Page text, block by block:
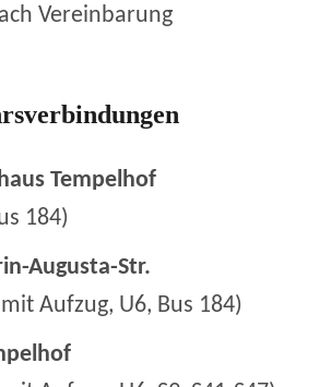
Vereinbarung
Tempelhof
184)
Augusta-Str.
Aufzug, U6, Bus 184)